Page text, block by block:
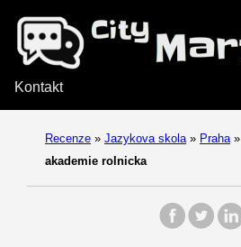
Kontakt
Recenze » Jazykova skola » Praha »
akademie rolnicka